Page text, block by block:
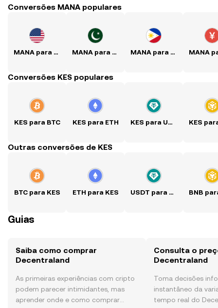
Conversões MANA populares
MANA para USD MANA para PKR MANA para PHP
Conversões KES populares
KES para BTC KES para ETH KES para USDT
Outras conversões de KES
BTC para KES ETH para KES USDT para KES
Guias
Saiba como comprar
Decentraland
As primeiras experiências com cripto
podem parecer intimidantes, mas
aprender onde e como comprar
Consulta o
Decentraland
Toma decisões
instantâneo da
tempo real do